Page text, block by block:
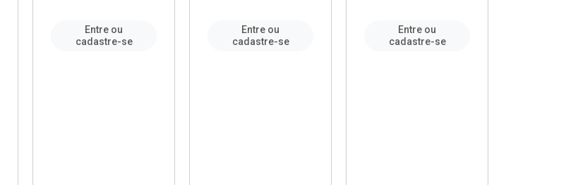
Entre ou
cadastre-se
Entre ou
cadastre-se
Entre ou
cadastre-se